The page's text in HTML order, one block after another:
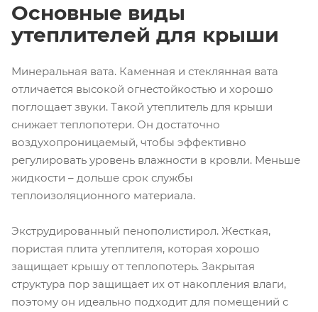
Основные виды
утеплителей для крыши
Минеральная вата. Каменная и стеклянная вата
отличается высокой огнестойкостью и хорошо
поглощает звуки. Такой утеплитель для крыши
снижает теплопотери. Он достаточно
воздухопроницаемый, чтобы эффективно
регулировать уровень влажности в кровли. Меньше
жидкости – дольше срок службы
теплоизоляционного материала.
Экструдированный пенополистирол. Жесткая,
пористая плита утеплителя, которая хорошо
защищает крышу от теплопотерь. Закрытая
структура пор защищает их от накопления влаги,
поэтому он идеально подходит для помещений с